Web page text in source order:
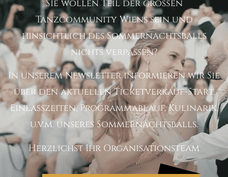
Sie wollen Teil der großen
Tanzcommunity Wiens sein und
hinsichtlich des Sommernachtsballs
nichts verpassen?
In unserem Newsletter informieren wir Sie
über den aktuellen Ticketverkauf-Start,
Einlasszeiten, Programmablauf, Kulinarik,
u.v.m. unseres Sommernachtsballs.
Herzlichst Ihr Organisationsteam